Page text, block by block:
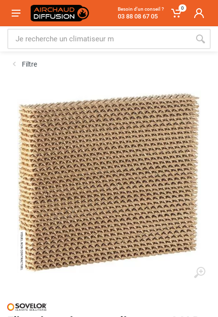
Besoin d'un conseil ?
03 88 08 67 05
0
Filtre